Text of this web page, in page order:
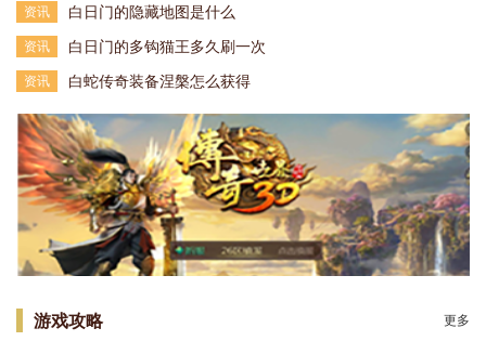
资讯 白日门的隐藏地图是什么
资讯 白日门的多钩猫王多久刷一次
资讯 白蛇传奇装备涅槃怎么获得
游戏攻略 更多